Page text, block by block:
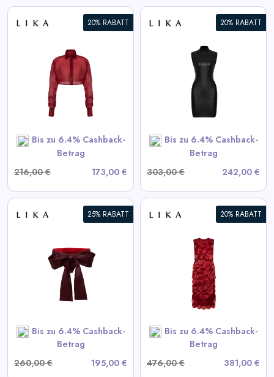
20% RABATT
Bis zu 6.4% Cashback-
Betrag
216,00 €
173,00 €
20% RABATT
Bis zu 6.4% Cashback-
Betrag
303,00 €
242,00 €
Schwarzes strukturiertes Mini-
View All LIKA Deals
SHOP NOW
25% RABATT
Bis zu 6.4% Cashback-
Betrag
260,00 €
195,00 €
20% RABATT
Bis zu 6.4% Cashback-
Betrag
476,00 €
381,00 €
Bordeaux Kleid mit
voluminösen Elementen
View All LIKA Deals
SHOP NOW